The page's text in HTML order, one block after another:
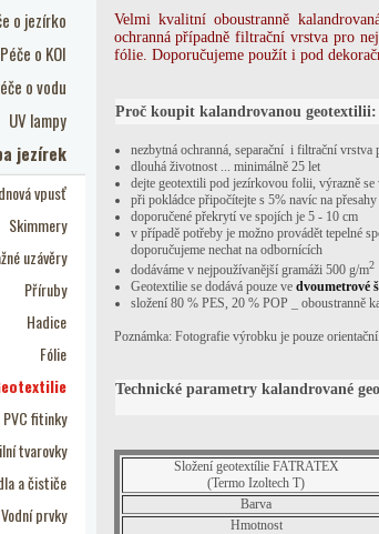
o jezírko
Péče o KOI
o vodu
UV lampy
jezírek
vpusť
Skimmery
uzávěry
Příruby
Hadice
Fólie
PVC fitinky
tvarovky
a čističe
Vodní prvky
Velmi kvalitní oboustranně
ochranná případně filtrační vrstva pro
fólie. Doporučujeme použít i pod
Proč koupit kalandrovanou geotextilii:
nezbytná ochranná, separační i filtrační vrstva
dlouhá životnost ... minimálně 25 let
dejte geotextili pod jezírkovou folii, výrazně
při pokládce připočítejte s 5% navíc na přesahy
doporučené překrytí ve spojích je 5 - 10 cm
v případě potřeby je možno provádět tepelné
doporučujeme nechat na odbornících
dodáváme v nejpoužívanější gramáži 500 g/m2
Geotextilie se dodává pouze ve dvoumetrové
složení 80 % PES, 20 % POP _ oboustranně
Poznámka: Fotografie výrobku je pouze
Technické parametry kalandrované
Složení geotextílie FATRATEX
(Termo Izoltech T)
Barva
Hmotnost